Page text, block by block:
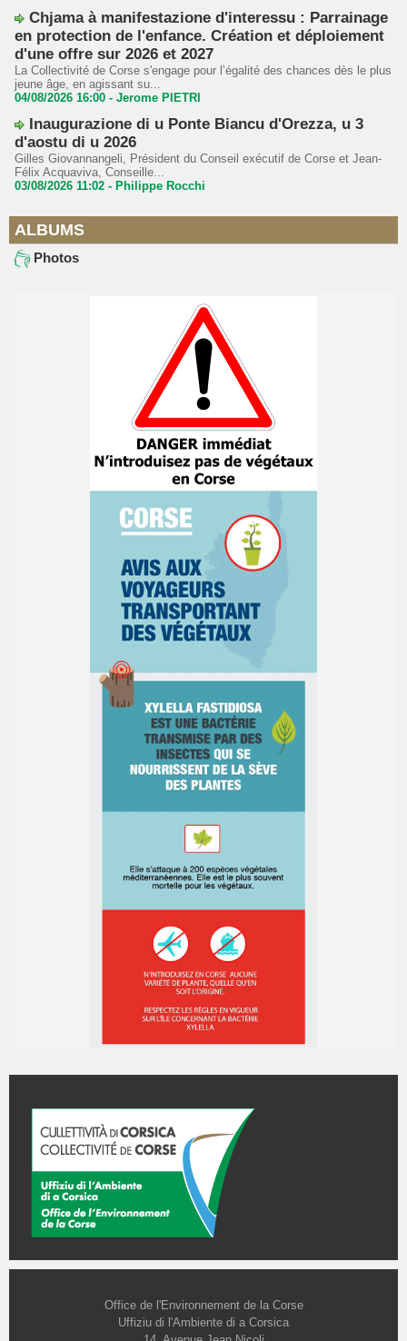
Chjama à manifestazione d'interessu : Parrainage
en protection de l'enfance. Création et déploiement
d'une offre sur 2026 et 2027
La Collectivité de Corse s'engage pour l’égalité des chances dès le plus
jeune âge, en agissant su...
04/08/2026 16:00 - Jerome PIETRI
Inaugurazione di u Ponte Biancu d'Orezza, u 3
d'aostu di u 2026
Gilles Giovannangeli, Président du Conseil exécutif de Corse et Jean-
Félix Acquaviva, Conseille...
03/08/2026 11:02 - Philippe Rocchi
ALBUMS
Photos
Office de l'Environnement de la Corse
Uffiziu di l'Ambiente di a Corsica